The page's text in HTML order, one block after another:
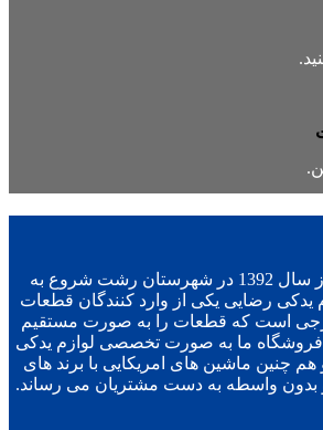
بازرگانی بهبود رضایی از سال 1392 در شهرستان رشت شروع به
یدکی رضایی یکی از وارد کنندگان قطعات
است که قطعات را به صورت مستقیم
ما به صورت تخصصی لوازم یدکی
هم چنین ماشین های امریکایی با برند های
بدون واسطه به دست مشتریان می رساند.